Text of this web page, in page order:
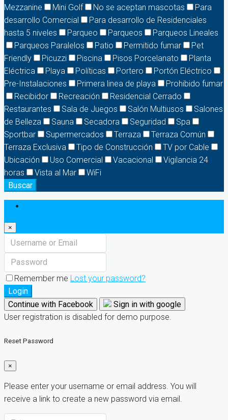
Mezzanine
Mini Golf No se aceptan mascotas
Para
desarrollo Comercial
Para desarrollo de Residenciales
hasta 5 niveles
Parqueo Parqueos
Parqueos Lineales
Parqueos Paralelos
Patio Permitido fumar
Pet
Friendly
Picuzzi Piscina Pisos Porcelanato
Planta
Eléctrica
Playa Políticas Portero
Portón Eléctrico
Pre-Instalaciones
Primera linea de playa
Prohibido fumar
Recibidor
Recreación
Residencial Cerrado
Restaurantes
Sala de Juegos Salón Multiusos
Salones
de Belleza
Sauna Secadora Seguridad
Spa
Sportbar
Supermercados Terraza
Terraza Común
Terraza Exclusiva
Tipo de Construcción
TV por Cable
Ubicación
Uso Comercial Vacacional
Vigilancia 24
horas
Vista al Mar
WiFi
Buscar
×
Remember me Lost your password?
Login
Continue with Facebook
Sign in with google
User registration is disabled for demo purpose.
Reset Password
×
Please enter your username or email address. You will
receive a link to create a new password via email.